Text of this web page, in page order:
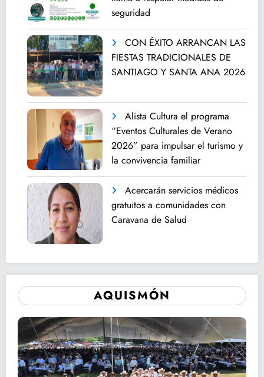
seguridad
CON ÉXITO ARRANCAN LAS
FIESTAS TRADICIONALES DE
SANTIAGO Y SANTA ANA 2026
Alista Cultura el programa
“Eventos Culturales de Verano
2026” para impulsar el turismo y
la convivencia familiar
Acercarán servicios médicos
gratuitos a comunidades con
Caravana de Salud
AQUISMÓN